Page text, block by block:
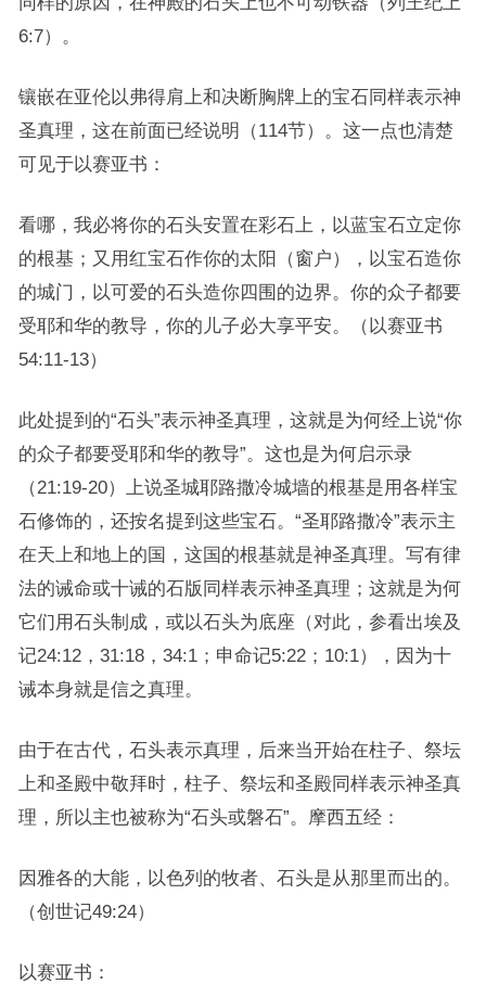
6:7）。
镶嵌在亚伦以弗得肩上和决断胸牌上的宝石同样表示神
圣真理，这在前面已经说明（114节）。这一点也清楚
可见于以赛亚书：
看哪，我必将你的石头安置在彩石上，以蓝宝石立定你
的根基；又用红宝石作你的太阳（窗户），以宝石造你
的城门，以可爱的石头造你四围的边界。你的众子都要
受耶和华的教导，你的儿子必大享平安。（以赛亚书
54:11-13）
此处提到的“石头”表示神圣真理，这就是为何经上说“你
的众子都要受耶和华的教导”。这也是为何启示录
（21:19-20）上说圣城耶路撒冷城墙的根基是用各样宝
石修饰的，还按名提到这些宝石。“圣耶路撒冷”表示主
在天上和地上的国，这国的根基就是神圣真理。写有律
法的诫命或十诫的石版同样表示神圣真理；这就是为何
它们用石头制成，或以石头为底座（对此，参看出埃及
记24:12，31:18，34:1；申命记5:22；10:1），因为十
诫本身就是信之真理。
由于在古代，石头表示真理，后来当开始在柱子、祭坛
上和圣殿中敬拜时，柱子、祭坛和圣殿同样表示神圣真
理，所以主也被称为“石头或磐石”。摩西五经：
因雅各的大能，以色列的牧者、石头是从那里而出的。
（创世记49:24）
以赛亚书：